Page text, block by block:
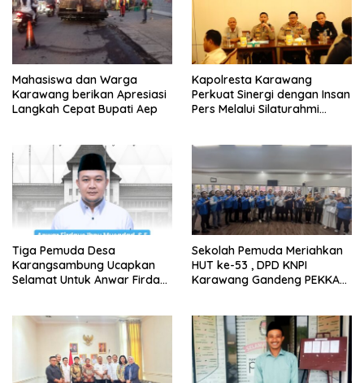
Mahasiswa dan Warga
Karawang berikan Apresiasi
Langkah Cepat Bupati Aep
Kapolresta Karawang
Perkuat Sinergi dengan Insan
Pers Melalui Silaturahmi
Tiga Pemuda Desa
Karangsambung Ucapkan
Selamat Untuk Anwar Firdaus
Sekolah Pemuda Meriahkan
HUT ke-53 , DPD KNPI
Karawang Gandeng PEKKA